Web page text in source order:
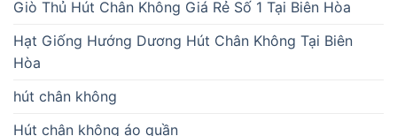
Giò Thủ Hút Chân Không Giá Rẻ Số 1 Tại Biên Hòa
Hạt Giống Hướng Dương Hút Chân Không Tại Biên
Hòa
hút chân không
Hút chân không áo quần